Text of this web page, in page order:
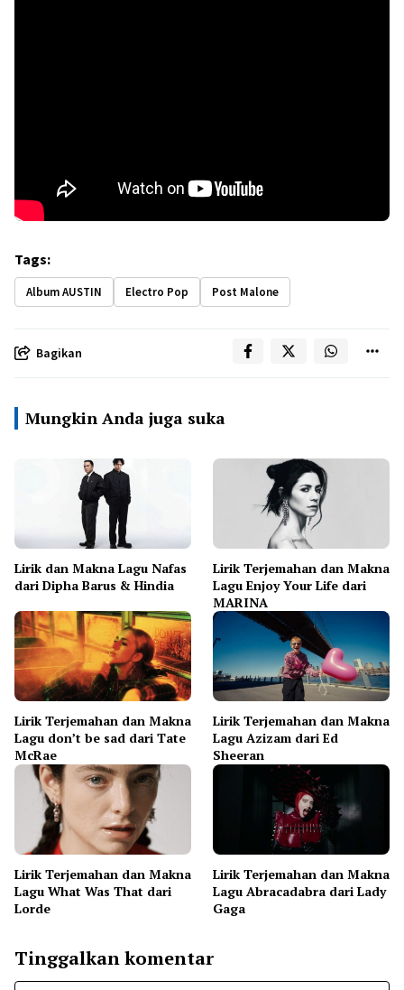
Tags:
Album AUSTIN Electro Pop Post Malone
Bagikan
Mungkin Anda juga suka
Lirik dan Makna Lagu Nafas
dari Dipha Barus & Hindia
Lirik Terjemahan dan Makna
Lagu Enjoy Your Life dari
MARINA
Lirik Terjemahan dan Makna
Lagu don’t be sad dari Tate
McRae
Lirik Terjemahan dan Makna
Lagu Azizam dari Ed
Sheeran
Lirik Terjemahan dan Makna
Lagu What Was That dari
Lorde
Lirik Terjemahan dan Makna
Lagu Abracadabra dari Lady
Gaga
Tinggalkan komentar